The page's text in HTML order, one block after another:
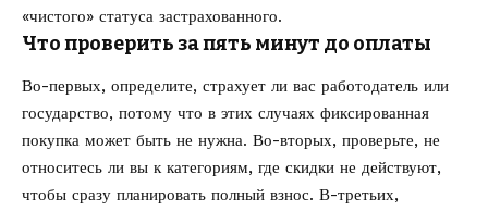
«чистого» статуса застрахованного.
Что проверить за пять минут до оплаты
Во-первых, определите, страхует ли вас работодатель или
государство, потому что в этих случаях фиксированная
покупка может быть не нужна. Во-вторых, проверьте, не
относитесь ли вы к категориям, где скидки не действуют,
чтобы сразу планировать полный взнос. В-третьих,